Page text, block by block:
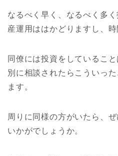
なるべく早く、なるべく多
産運用ははかどりますし、時
同僚には投資をしているこ
別に相談されたらこういっ
ます。
周りに同様の方がいたら、
いかがでしょうか。